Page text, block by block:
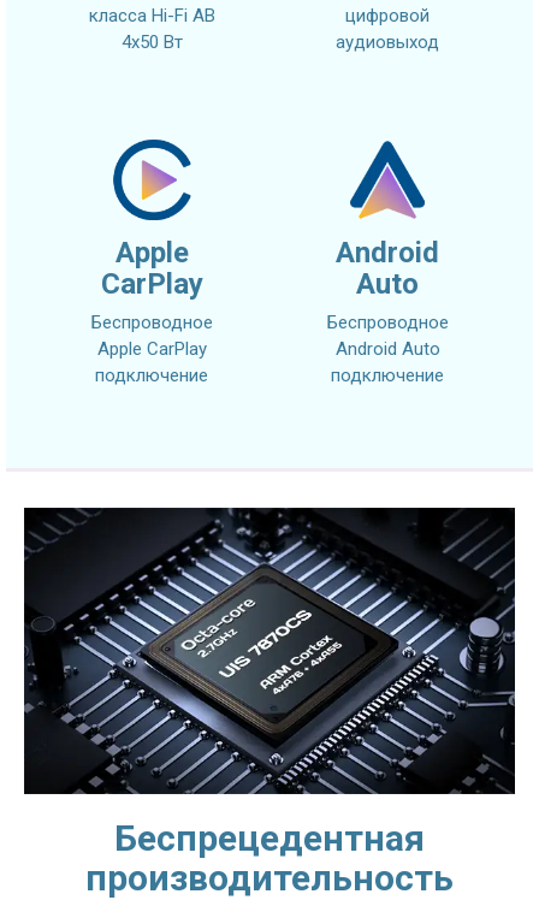
класса Hi-Fi AB
4x50 Вт
цифровой
аудиовыход
Apple
CarPlay
Беспроводное
Apple CarPlay
подключение
Android
Auto
Беспроводное
Android Auto
подключение
Беспрецедентная
производительность